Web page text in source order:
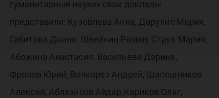
гуманитарные науки» свои доклады
представили: Кузовлева Анна, Дарулис Мария,
Габитова Диана, Швейкин Роман, Струк Мария,
Абожина Анастасия, Васильева Дарина,
Фролов Юрий, Волкорез Андрей, Шапошников
Алексей, Аблазисов Айдар,Кариков Олег,